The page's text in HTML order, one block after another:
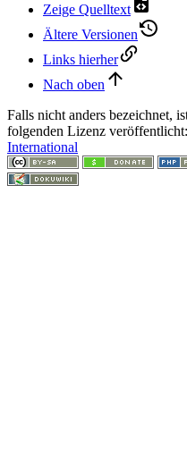
Zeige Quelltext
Ältere Versionen
Links hierher
Nach oben
Falls nicht anders bezeichnet,
folgenden Lizenz veröffentlicht:
International